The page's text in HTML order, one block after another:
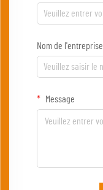
Nom de l'entreprise
Message